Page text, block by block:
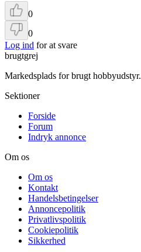
0
0
Log ind for at svare
brugtgrej
Markedsplads for brugt hobbyudstyr.
Sektioner
Forside
Forum
Indryk annonce
Om os
Om os
Kontakt
Handelsbetingelser
Annoncepolitik
Privatlivspolitik
Cookiepolitik
Sikkerhed